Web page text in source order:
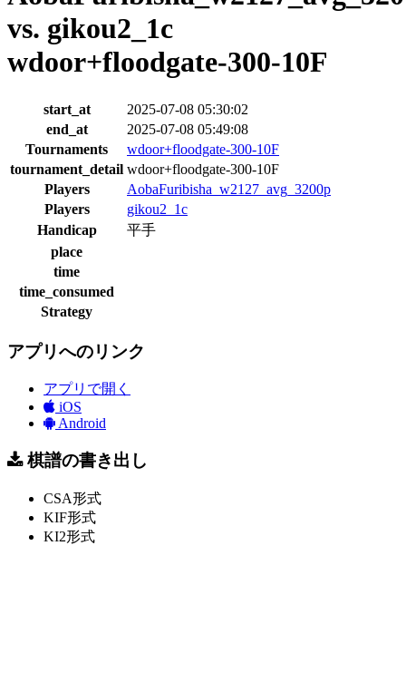
vs. gikou2_1c
wdoor+floodgate-300-10F
start_at
2025-07-08 05:30:02
end_at
2025-07-08 05:49:08
Tournaments
wdoor+floodgate-300-10F
tournament_detail wdoor+floodgate-300-10F
Players
AobaFuribisha_w2127_avg_3200p
Players
gikou2_1c
Handicap
平手
place
time
time_consumed
Strategy
アプリへのリンク
アプリで開く
iOS
Android
棋譜の書き出し
CSA形式
KIF形式
KI2形式